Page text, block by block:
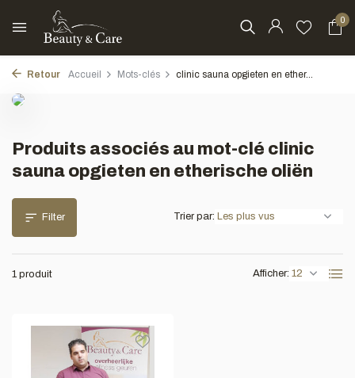
0
Retour Accueil Mots-clés clinic sauna opgieten en ether...
Produits associés au mot-clé clinic
sauna opgieten en etherische oliën
Filter
1 produit Afficher:
Trier par: